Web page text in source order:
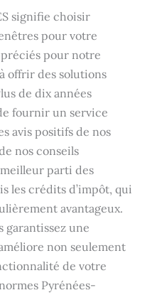
signifie choisir
pour votre
pour notre
offrir des solutions
de dix années
fournir un service
avis positifs de nos
nos conseils
parti des
les crédits d’impôt, qui
avantageux.
garantissez une
non seulement
de votre
Pyrénées-